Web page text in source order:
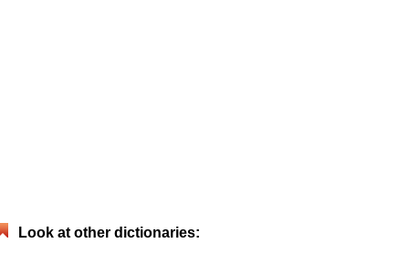
Look at other dictionaries: